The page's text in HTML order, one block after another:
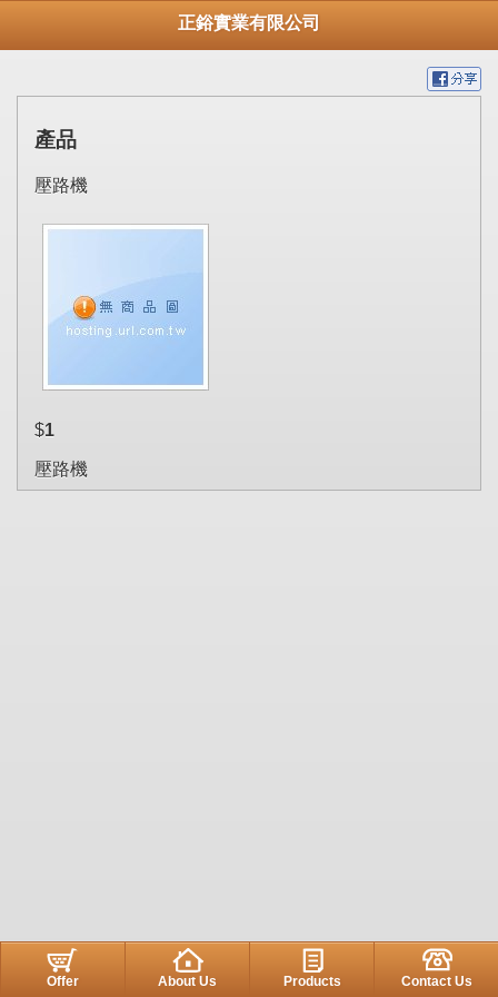
正鋊實業有限公司
產品
壓路機
$1
壓路機
Offer About Us Products Contact Us